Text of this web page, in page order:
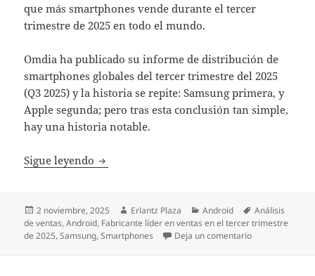
que más smartphones vende durante el tercer
trimestre de 2025 en todo el mundo.
Omdia ha publicado su informe de distribución de
smartphones globales del tercer trimestre del 2025
(Q3 2025) y la historia se repite: Samsung primera, y
Apple segunda; pero tras esta conclusión tan simple,
hay una historia notable.
Sigue leyendo Samsung vuelve al TOP: es la marca que
Publicado
el
2 noviembre, 2025 Autor
Erlantz Plaza Categorías
Android Etiquetas
Análisis
de ventas,Android, Fabricante líder en ventas en el tercer trimestre
de 2025,Samsung,Smartphones Deja un comentarioen Samsung